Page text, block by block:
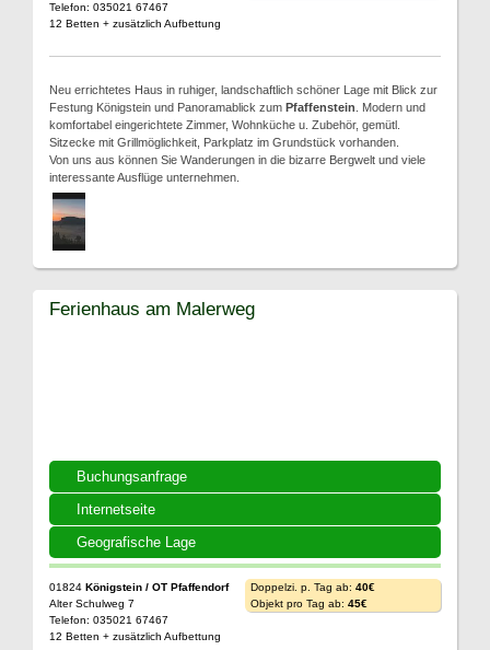
Telefon: 035021 67467
12 Betten + zusätzlich Aufbettung
Neu errichtetes Haus in ruhiger, landschaftlich schöner Lage mit Blick zur
Festung Königstein und Panoramablick zum Pfaffenstein . Modern und
komfortabel eingerichtete Zimmer, Wohnküche u. Zubehör, gemütl.
Sitzecke mit Grillmöglichkeit, Parkplatz im Grundstück vorhanden.
Von uns aus können Sie Wanderungen in die bizarre Bergwelt und viele
interessante Ausflüge unternehmen.
Buchungsanfrage
Internetseite
Geografische Lage
Ferienhaus am Malerweg
01824 Königstein / OT Pfaffendorf
Alter Schulweg 7
Telefon: 035021 67467
12 Betten + zusätzlich Aufbettung
Doppelzi. p. Tag ab: 40€
Objekt pro Tag ab: 45€